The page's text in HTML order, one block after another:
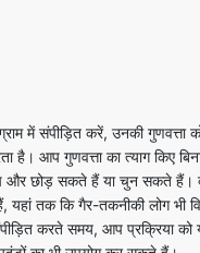
में संपीड़ित करें, उनकी गुणवत्ता
है। आप गुणवत्ता का त्याग किए
और छोड़ सकते हैं या चुन सकते हैं।
यहां तक कि गैर-तकनीकी लोग भी
करते समय, आप प्रक्रिया को
का भी उपयोग कर सकते हैं।